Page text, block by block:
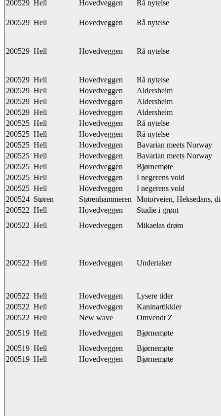
200529 Hell Hovedveggen Rå nytelse
200529 Hell Hovedveggen Rå nytelse
200529 Hell Hovedveggen Rå nytelse
200529 Hell Hovedveggen
Rå nytelse
200529 Hell Hovedveggen
Aldersheim
200529 Hell Hovedveggen
Aldersheim
200529 Hell Hovedveggen
Aldersheim
200525 Hell Hovedveggen
Rå nytelse
200525 Hell Hovedveggen
Rå nytelse
200525 Hell Hovedveggen
Bavarian meets Norway
200525 Hell Hovedveggen
Bavarian meets Norway
200525 Hell Hovedveggen
Bjørnemøte
200525 Hell Hovedveggen
I negerens vold
200525 Hell Hovedveggen
I negerens vold
200524 Støren Størenhammeren
Motorveien, Heksedans,
200522 Hell Hovedveggen
Studie i grønt
200522 Hell Hovedveggen Mikaelas drøm
200522 Hell Hovedveggen Undertaker
200522 Hell Hovedveggen
Lysere tider
200522 Hell Hovedveggen
Kaninartikkler
200522 Hell New wave
Omvendt Z
200519 Hell Hovedveggen
Bjørnemøte
200519 Hell Hovedveggen
Bjørnemøte
200519 Hell Hovedveggen Bjørnemøte